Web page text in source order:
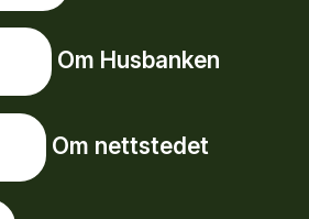
Om Husbanken
Om nettstedet